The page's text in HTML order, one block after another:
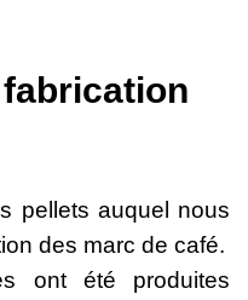
pellets auquel nous
des marc de café.
ont été produites